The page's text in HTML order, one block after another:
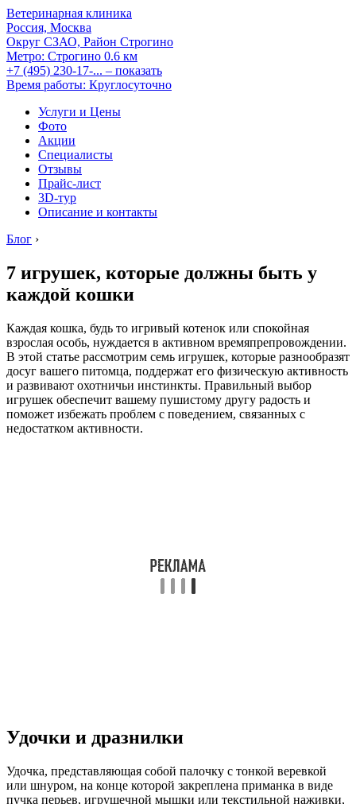
Ветеринарная клиника
Россия, Москва
Округ СЗАО, Район Строгино
Метро: Строгино 0.6 км
+7 (495) 230-17-... – показать
Время работы: Круглосуточно
Услуги и Цены
Фото
Акции
Специалисты
Отзывы
Прайс-лист
3D-тур
Описание и контакты
Блог ›
7 игрушек, которые должны быть у
каждой кошки
Каждая кошка, будь то игривый котенок или спокойная
взрослая особь, нуждается в активном времяпрепровождении.
В этой статье рассмотрим семь игрушек, которые разнообразят
досуг вашего питомца, поддержат его физическую активность
и развивают охотничьи инстинкты. Правильный выбор
игрушек обеспечит вашему пушистому другу радость и
поможет избежать проблем с поведением, связанных с
недостатком активности.
Удочки и дразнилки
Удочка, представляющая собой палочку с тонкой веревкой
или шнуром, на конце которой закреплена приманка в виде
пучка перьев, игрушечной мышки или текстильной наживки,